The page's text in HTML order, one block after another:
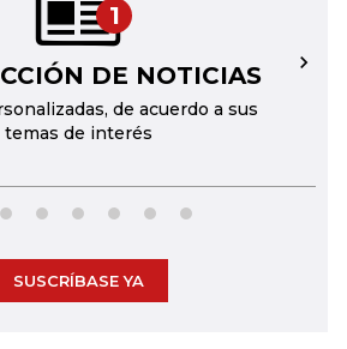
1
DE NOTICIAS
de acuerdo a sus
temas de interés
→
SUSCRÍBASE YA